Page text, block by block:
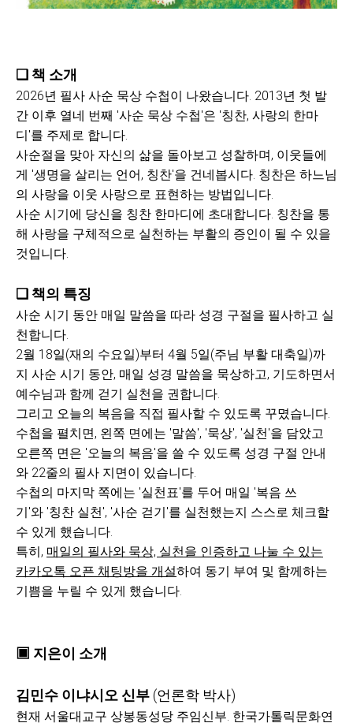
❏책 소개
2026년 필사 사순 묵상 수첩이 나왔습니다. 2013년 첫 발
간 이후 열네 번째 '사순 묵상 수첩'은 '칭찬, 사랑의 한마
디'를 주제로 합니다.
사순절을 맞아 자신의 삶을 돌아보고 성찰하며, 이웃들에
게 '생명을 살리는 언어, 칭찬'을 건네봅시다. 칭찬은 하느님
의 사랑을 이웃 사랑으로 표현하는 방법입니다.
사순 시기에 당신을 칭찬 한마디에 초대합니다. 칭찬을 통
해 사랑을 구체적으로 실천하는 부활의 증인이 될 수 있을
것입니다.
❏책의 특징
사순 시기 동안 매일 말씀을 따라 성경 구절을 필사하고 실
천합니다.
2월 18일(재의 수요일)부터 4월 5일(주님 부활 대축일)까
지 사순 시기 동안, 매일 성경 말씀을 묵상하고, 기도하면서
예수님과 함께 걷기 실천을 권합니다.
그리고 오늘의 복음을 직접 필사할 수 있도록 꾸몄습니다.
수첩을 펼치면, 왼쪽 면에는 '말씀', '묵상', '실천'을 담았고
오른쪽 면은 '오늘의 복음'을 쓸 수 있도록 성경 구절 안내
와 22줄의 필사 지면이 있습니다.
수첩의 마지막 쪽에는 '실천표'를 두어 매일 '복음 쓰
기'와 '칭찬 실천', '사순 걷기'를 실천했는지 스스로 체크할
수 있게 했습니다.
특히, 매일의 필사와 묵상, 실천을 인증하고 나눌 수 있는
카카오톡 오픈 채팅방을 개설하여 동기 부여 및 함께하는
기쁨을 누릴 수 있게 했습니다.
▣ 지은이 소개
김민수 이냐시오 신부 (언론학 박사)
현재 서울대교구 상봉동성당 주임신부. 한국가톨릭문화연